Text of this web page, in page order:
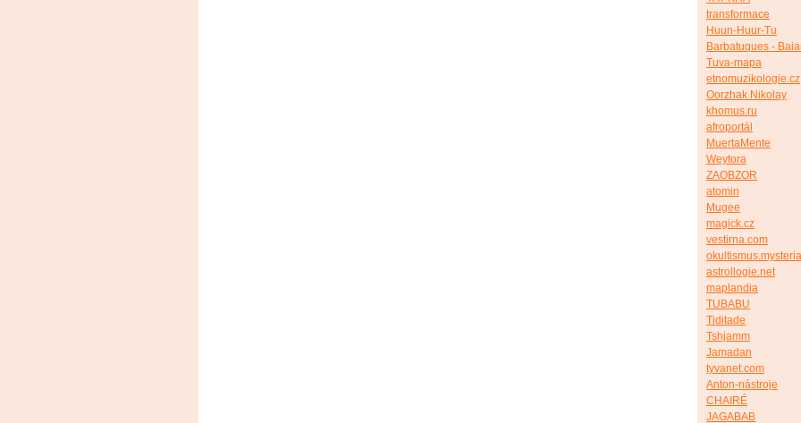
transformace
Huun-Huur-Tu
Barbatuques -
Tuva-mapa
etnomuzikologie.cz
Oorzhak Nikolay
khomus.ru
afroportál
MuertaMente
Weytora
ZAOBZOR
atomin
Mugee
magick.cz
vestirna.com
astrollogie.net
maplandia
TUBABU
Tiditade
Tshjamm
Jamadan
tyvanet.com
Anton-nástroje
CHAIRÉ
JAGABAB